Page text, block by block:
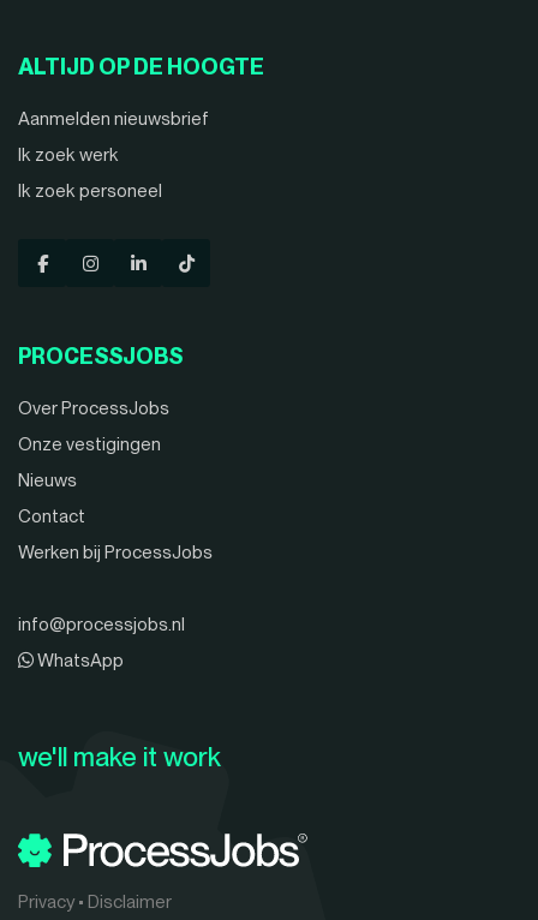
ALTIJD OP DE HOOGTE
Aanmelden nieuwsbrief
Ik zoek werk
Ik zoek personeel
PROCESSJOBS
Over ProcessJobs
Onze vestigingen
Nieuws
Contact
Werken bij ProcessJobs
info@processjobs.nl
WhatsApp
Privacy• Disclaimer
we'll make it work